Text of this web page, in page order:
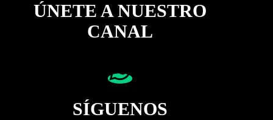
ÚNETE A NUESTRO
CANAL
SÍGUENOS